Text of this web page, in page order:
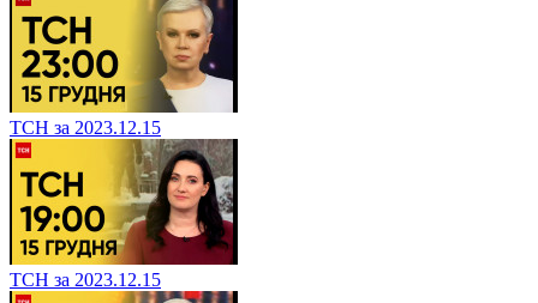
ТСН за 2023.12.15
ТСН за 2023.12.15